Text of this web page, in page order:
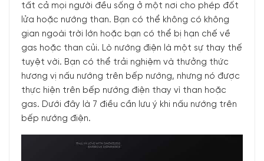
tất cả mọi người đều sống ở một nơi cho phép đốt
lửa hoặc nướng than. Bạn có thể không có không
gian ngoài trời lớn hoặc bạn có thể bị hạn chế về
gas hoặc than củi. Lò nướng điện là một sự thay thế
tuyệt vời. Bạn có thể trải nghiệm và thưởng thức
hương vị nấu nướng trên bếp nướng, nhưng nó được
thực hiện trên bếp nướng điện thay vì than hoặc
gas. Dưới đây là 7 điều cần lưu ý khi nấu nướng trên
bếp nướng điện.